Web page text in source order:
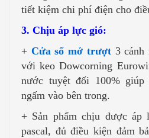
tiết kiệm chi phí điện cho
3. Chịu áp lực gió:
+ Cửa sổ mở trượt3 cánh
với keo Dowcorning
nước tuyệt đối 100% giúp
ngấm vào bên trong.
+ Sản phẩm chịu được áp
pascal, đủ điều kiện đảm